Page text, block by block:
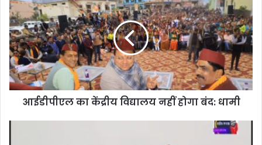
आईडीपीएल का केंद्रीय विद्यालय नहीं होगा बंद: धामी